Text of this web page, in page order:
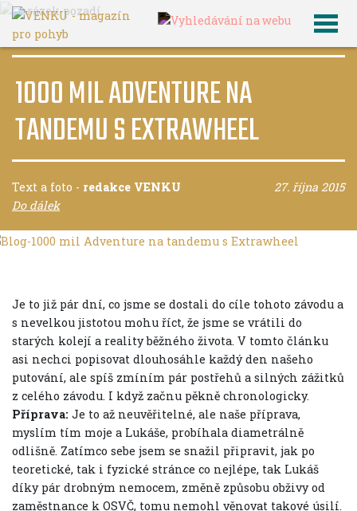
1000 MIL ADVENTURE NA
TANDEMU S EXTRAWHEEL
Text a foto - redakce VENKU
27. října 2015
Do dálek
Je to již pár dní, co jsme se dostali do cíle tohoto závodu a
s nevelkou jistotou mohu říct, že jsme se vrátili do
starých kolejí a reality běžného života. V tomto článku
asi nechci popisovat dlouhosáhle každý den našeho
putování, ale spíš zmíním pár postřehů a silných zážitků
z celého závodu. I když začnu pěkně chronologicky.
Příprava: Je to až neuvěřitelné, ale naše příprava,
myslím tím moje a Lukáše, probíhala diametrálně
odlišně. Zatímco sebe jsem se snažil připravit, jak po
teoretické, tak i fyzické stránce co nejlépe, tak Lukáš
díky pár drobným nemocem, změně způsobu obživy od
zaměstnance k OSVČ, tomu nemohl věnovat takové úsilí.